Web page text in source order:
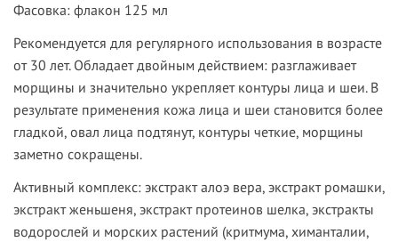
Фасовка: флакон 125 мл
Рекомендуется для регулярного использования в возрасте
от 30 лет. Обладает двойным действием: разглаживает
морщины и значительно укрепляет контуры лица и шеи. В
результате применения кожа лица и шеи становится более
гладкой, овал лица подтянут, контуры четкие, морщины
заметно сокращены.
Активный комплекс: экстракт алоэ вера, экстракт ромашки,
экстракт женьшеня, экстракт протеинов шелка, экстракты
водорослей и морских растений (критмума, химанталии,